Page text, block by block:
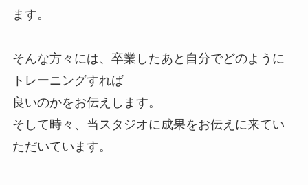
ます。
そんな方々には、卒業したあと自分でどのように
トレーニングすれば
良いのかをお伝えします。
そして時々、当スタジオに成果をお伝えに来てい
ただいています。